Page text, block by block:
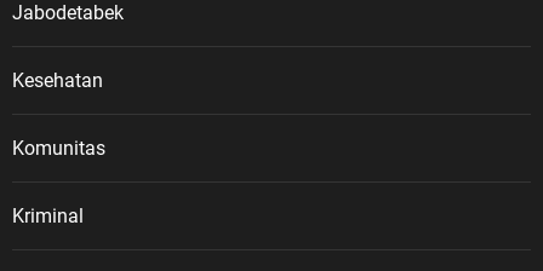
Jabodetabek
Kesehatan
Komunitas
Kriminal